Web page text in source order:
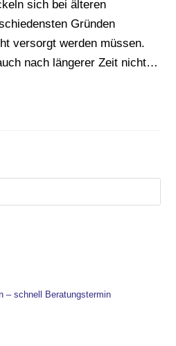
sich bei älteren
Gründen
versorgt werden müssen.
nach längerer Zeit nicht…
– schnell Beratungstermin